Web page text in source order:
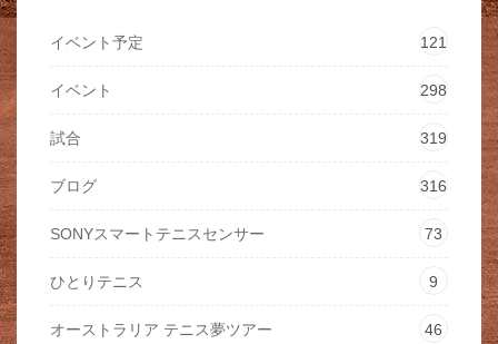
イベント予定 121
イベント 298
試合 319
ブログ 316
SONYスマートテニスセンサー 73
ひとりテニス 9
オーストラリア テニス夢ツアー 46